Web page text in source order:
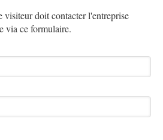
visiteur doit contacter l'entreprise
via ce formulaire.